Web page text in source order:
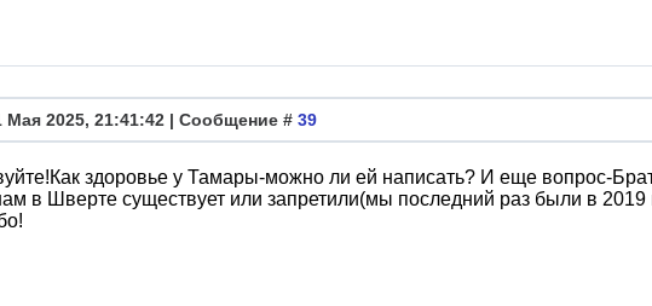
Мая 2025, 21:41:42 | Сообщение # 39
здоровье у Тамары-можно ли ей написать? И еще вопрос-
в Шверте существует или запретили(мы последний раз были в 2019